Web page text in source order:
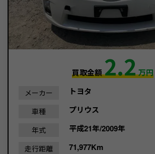
買取金額2.2万円
メーカー トヨタ
車種 プリウス
年式 平成21年/2009年
走行距離 71,977Km